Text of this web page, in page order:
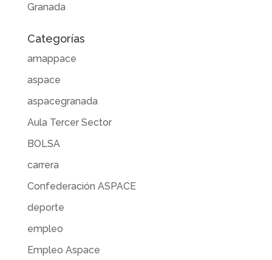
Granada
Categorías
amappace
aspace
aspacegranada
Aula Tercer Sector
BOLSA
carrera
Confederación ASPACE
deporte
empleo
Empleo Aspace